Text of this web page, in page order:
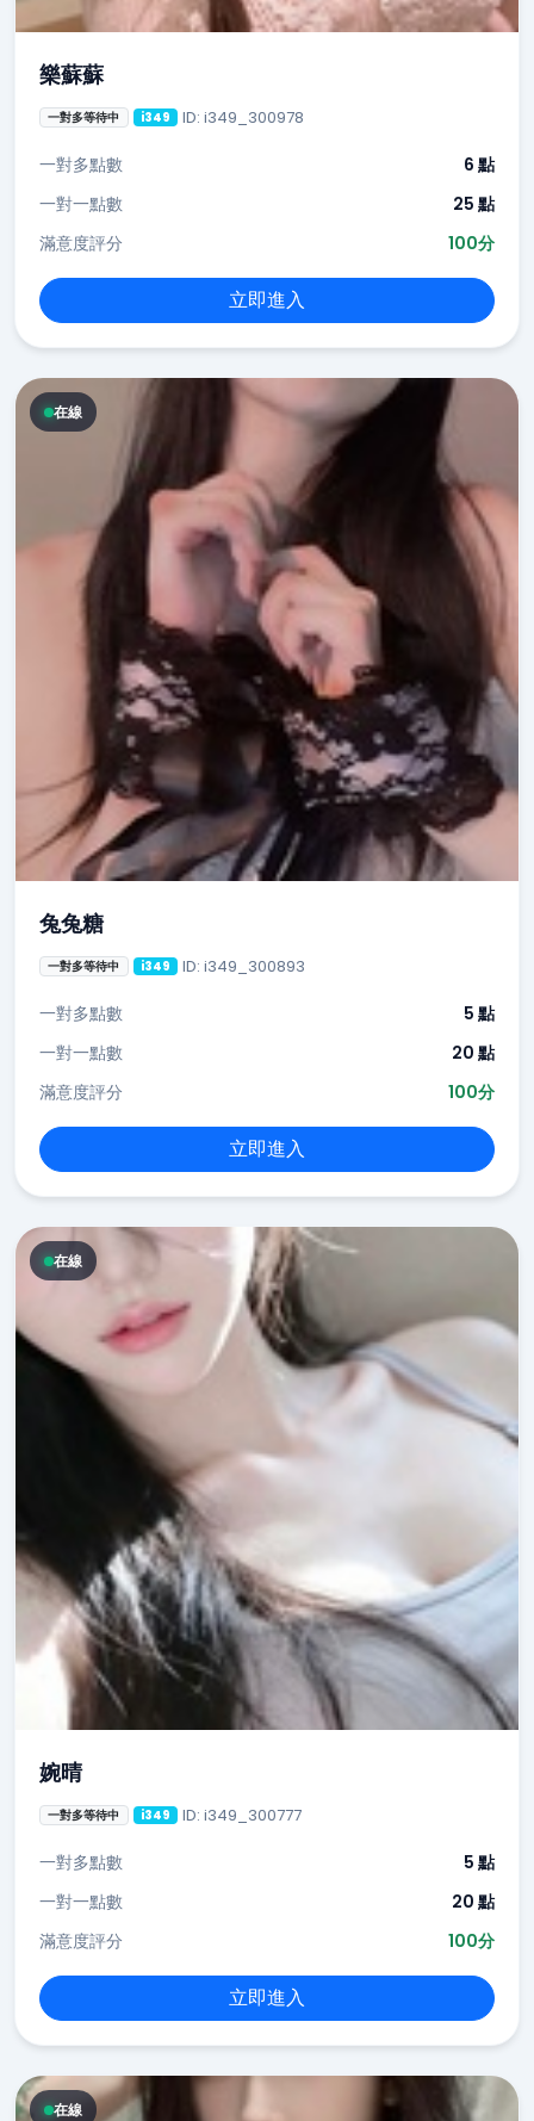
樂蘇蘇
一對多等待中 i349 ID: i349_300978
一對多點數
6 點
一對一點數
25 點
滿意度評分
100分
立即進入
在線
兔兔糖
一對多等待中 i349 ID: i349_300893
一對多點數
5 點
一對一點數
20 點
滿意度評分
100分
立即進入
在線
婉晴
一對多等待中 i349 ID: i349_300777
一對多點數
5 點
一對一點數
20 點
滿意度評分
100分
立即進入
在線